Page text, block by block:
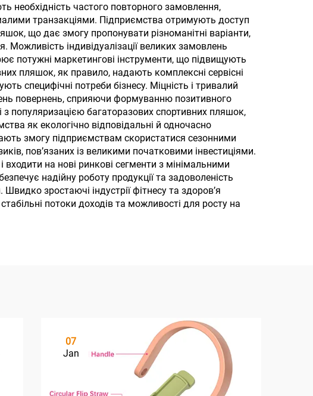
необхідність частого повторного замовлення,
транзакціями. Підприємства отримують доступ
що дає змогу пропонувати різноманітні варіанти,
індивідуалізації великих замовлень
потужні маркетингові інструменти, що підвищують
пляшок, як правило, надають комплексні сервісні
специфічні потреби бізнесу. Міцність і тривалий
повернень, сприяючи формуванню позитивного
з популяризацією багаторазових спортивних пляшок,
як екологічно відповідальні й одночасно
змогу підприємствам скористатися сезонними
пов’язаних із великими початковими інвестиціями.
на нові ринкові сегменти з мінімальними
надійну роботу продукції та задоволеність
зростаючі індустрії фітнесу та здоров’я
потоки доходів та можливості для росту на
07
Jan